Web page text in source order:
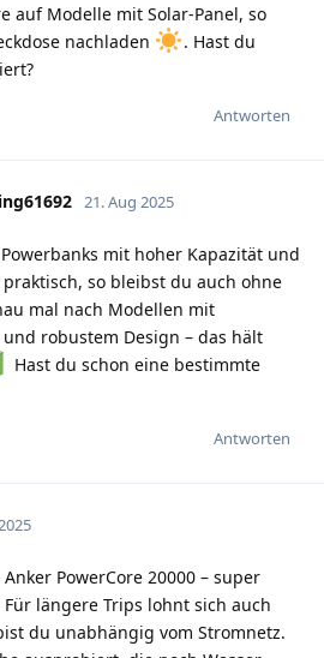
auf Modelle mit Solar-Panel, so
nachladen
. Hast du
Antworten
21. Aug 2025
mit hoher Kapazität und
so bleibst du auch ohne
mal nach Modellen mit
robustem Design – das hält
Hast du schon eine bestimmte
Antworten
PowerCore 20000 – super
längere Trips lohnt sich auch
du unabhängig vom Stromnetz.